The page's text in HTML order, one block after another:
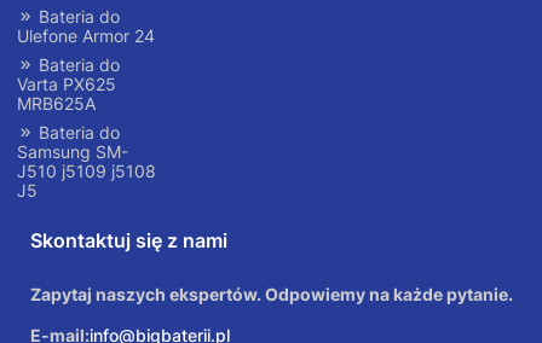
Bateria do
Ulefone Armor 24
Bateria do
Varta PX625
MRB625A
Bateria do
Samsung SM-
J510 j5109 j5108
J5
Skontaktuj się z nami
Zapytaj naszych ekspertów. Odpowiemy na każde pytanie.
E-mail:info@bigbaterii.pl